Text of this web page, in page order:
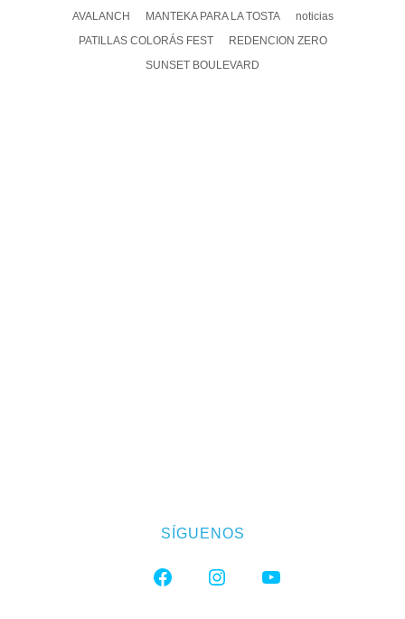
AVALANCH MANTEKA PARA LA TOSTA
noticias
PATILLAS COLORÁS FEST
REDENCION ZERO
SUNSET BOULEVARD
SÍGUENOS
FACEBOOKINSTAGRAMYOUTUBE